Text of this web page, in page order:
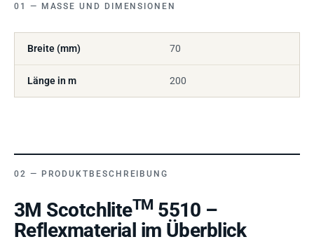
MASSE UND DIMENSIONEN
Breite (mm) 70
Länge in m 200
PRODUKTBESCHREIBUNG
3M ScotchliteTM 5510 –
Reflexmaterial im Überblick